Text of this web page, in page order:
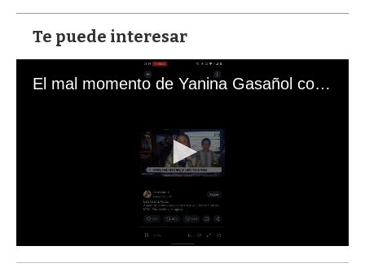
Te puede interesar
El mal momento de Yanina Gasañol con un hincha argentino en "Subrayado"
s